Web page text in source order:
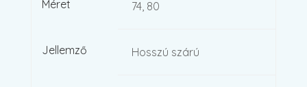
Méret 74, 80
Jellemző Hosszú szárú